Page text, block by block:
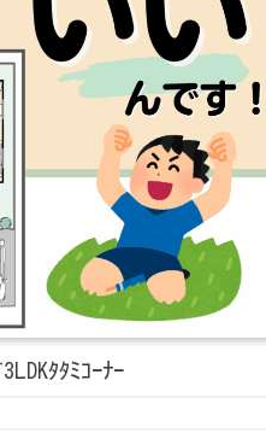
ﾀﾀﾐｺｰﾅｰ